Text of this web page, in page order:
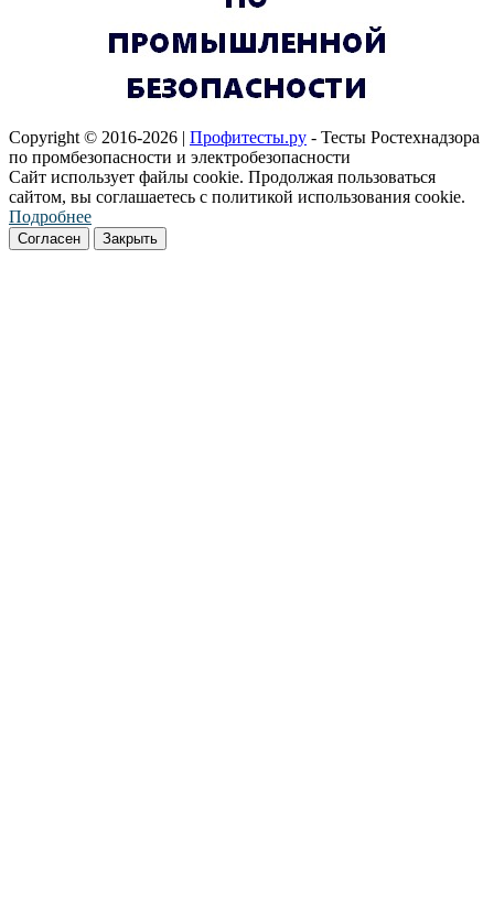
Copyright © 2016-2026 | Профитесты.ру - Тесты Ростехнадзора
по промбезопасности и электробезопасности
Сайт использует файлы cookie. Продолжая пользоваться
сайтом, вы соглашаетесь с политикой использования cookie.
Подробнее
Согласен Закрыть